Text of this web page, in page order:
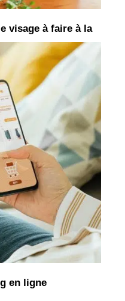
visage à faire à la
en ligne